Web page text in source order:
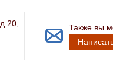
Также вы